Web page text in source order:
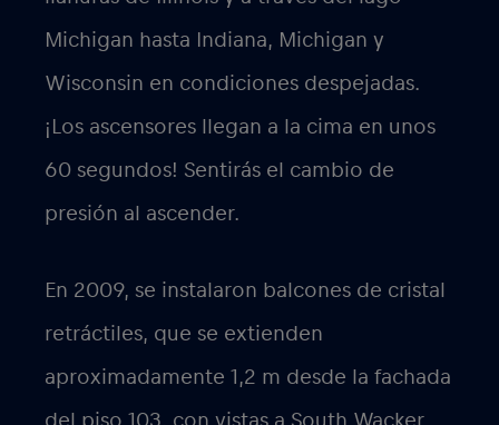
Michigan hasta Indiana, Michigan y
Wisconsin en condiciones despejadas.
¡Los ascensores llegan a la cima en unos
60 segundos! Sentirás el cambio de
presión al ascender.
En 2009, se instalaron balcones de cristal
retráctiles, que se extienden
aproximadamente 1,2 m desde la fachada
del piso 103, con vistas a South Wacker